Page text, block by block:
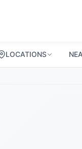
LOCATIONS